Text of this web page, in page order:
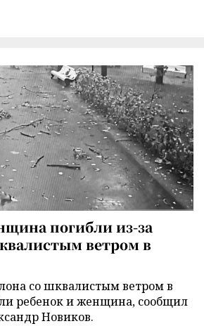
погибли из-за
ветром в
со шквалистым ветром в
ребенок и женщина, сообщил
Новиков.